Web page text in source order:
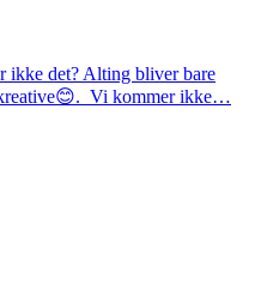
ikke det? Alting bliver bare
kreative😊. Vi kommer ikke…